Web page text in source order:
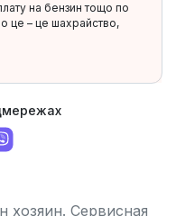
на бензин тощо по
це – це шахрайство,
хозяин. Сервисная